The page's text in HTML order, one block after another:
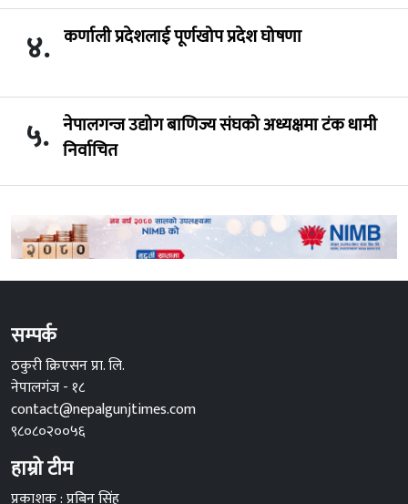
४. कर्णाली प्रदेशलाई पूर्णखोप प्रदेश घोषणा
५. नेपालगन्ज उद्योग बाणिज्य संघको अध्यक्षमा टंक धामी
निर्वाचित
सम्पर्क
ठकुरी क्रिएसन प्रा. लि.
नेपालगंज - १८
contact@nepalgunjtimes.com
९८०८०२००५६
हाम्रो टीम
प्रकाशक : प्रबिन सिंह